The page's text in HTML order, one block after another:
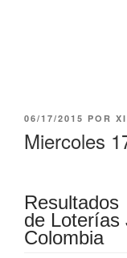
PUBLICADO
06/17/2015 POR
Miercoles
Resultados
de Loterías
Colombia